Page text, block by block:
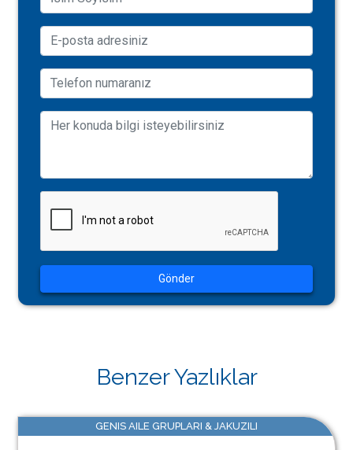
Gönder
Benzer Yazlıklar
GENIS AILE GRUPLARI & JAKUZILI